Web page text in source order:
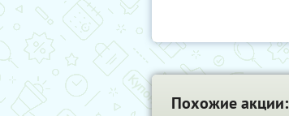
Похожие акции: